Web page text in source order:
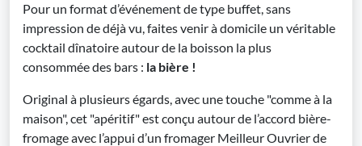
Pour un format d’événement de type buffet, sans
impression de déjà vu, faites venir à domicile un véritable
cocktail dînatoire autour de la boisson la plus
consommée des bars : la bière !
Original à plusieurs égards, avec une touche "comme à la
maison", cet "apéritif" est conçu autour de l’accord bière-
fromage avec l’appui d’un fromager Meilleur Ouvrier de